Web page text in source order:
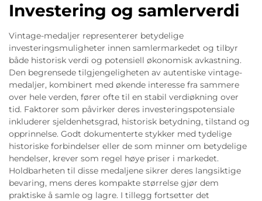
Investering og samlerverdi
Vintage-medaljer representerer betydelige
investeringsmuligheter innen samlermarkedet og tilbyr
både historisk verdi og potensiell økonomisk avkastning.
Den begrensede tilgjengeligheten av autentiske vintage-
medaljer, kombinert med økende interesse fra sammere
over hele verden, fører ofte til en stabil verdiøkning over
tid. Faktorer som påvirker deres investeringspotensiale
inkluderer sjeldenhetsgrad, historisk betydning, tilstand og
opprinnelse. Godt dokumenterte stykker med tydelige
historiske forbindelser eller de som minner om betydelige
hendelser, krever som regel høye priser i markedet.
Holdbarheten til disse medaljene sikrer deres langsiktige
bevaring, mens deres kompakte størrelse gjør dem
praktiske å samle og lagre. I tillegg fortsetter det